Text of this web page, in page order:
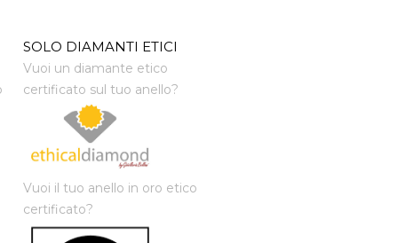
SOLO DIAMANTI ETICI
Vuoi un diamante etico
certificato sul tuo anello?
Vuoi il tuo anello in oro etico
certificato?